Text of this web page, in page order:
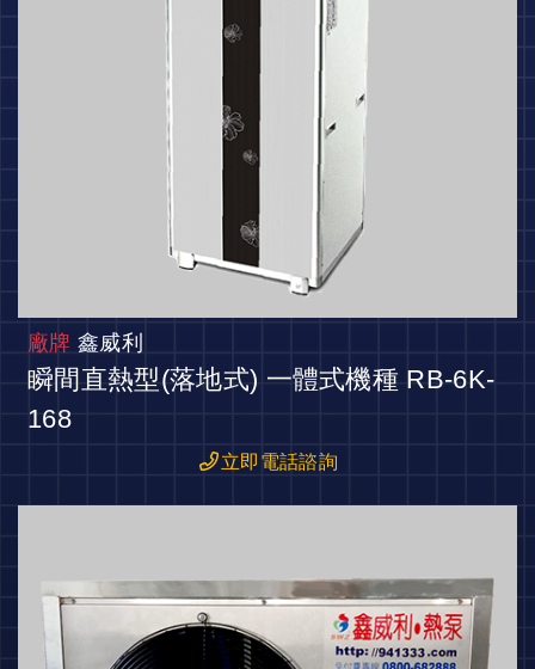
廠牌 鑫威利
瞬間直熱型(落地式) 一體式機種 RB-6K-
168
立即電話諮詢